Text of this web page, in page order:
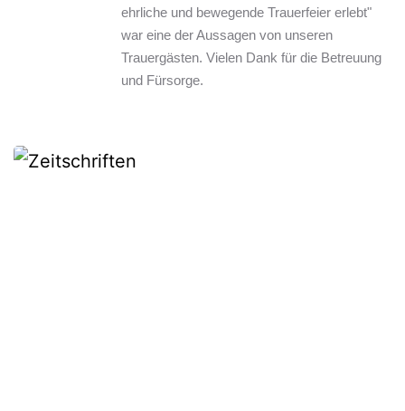
ehrliche und bewegende Trauerfeier erlebt"
war eine der Aussagen von unseren
Trauergästen. Vielen Dank für die Betreuung
und Fürsorge.